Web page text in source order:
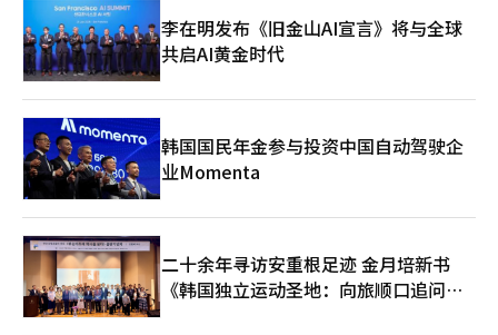
长期热度需共同支撑。由于发布阵容庞大，日程管理和地区热度策
略也将变得尤为重要。 如果第二季度的新阵容表现如预期，网石
将能迅速弥补第一季度的业绩下降。反之，如果各发布作品的热度
差异较大，盈利改善的速度可能会受到限制。网石能否将多元化的
全球收入结构与新作的表现相结合，将是今年业绩走势的关键变
量。 金炳圭表示：“第一季度主要新作集中在季度末发布，导致
收入贡献有限，但与去年同期相比，收入和营业利润均实现增长，
业务基础体力稳定。”他期待“第二季度新作收入将全面反映，外
形增长和盈利改善将同步出现。” 他还表示：“今年是多种类型
和全球IP基础新作陆续发布的重要时期，我们将专注于稳定推出具
有市场竞争力的新作，并在全球市场上确保可持续的增长动
力。”※ 本报道经人工智能（AI）系统翻译与编辑。
李在明发布《旧金山AI宣言》将与全球
共启AI黄金时代
韩国国民年金参与投资中国自动驾驶企
业Momenta
二十余年寻访安重根足迹 金月培新书
《韩国独立运动圣地：向旅顺口追问历